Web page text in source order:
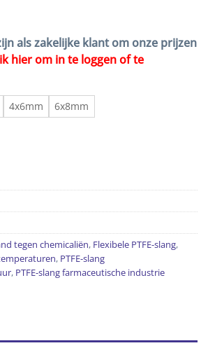
als zakelijke klant om onze prijzen
hier om in te loggen of te
4x6mm 6x8mm
tegen chemicaliën, Flexibele PTFE-slang,
, PTFE-slang
, PTFE-slang farmaceutische industrie